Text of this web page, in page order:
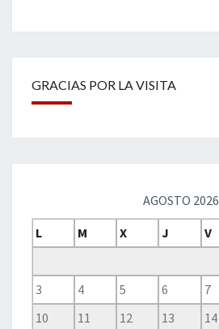
GRACIAS POR LA VISITA
AGOSTO 2026
L
M X J V
3
4 5 6 7
10
11 12 13 14